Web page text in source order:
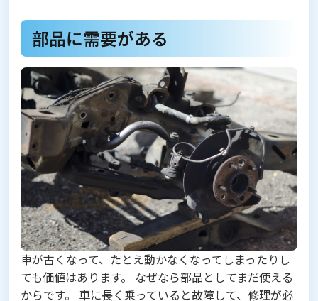
部品に需要がある
車が古くなって、たとえ動かなくなってしまったりし
ても価値はあります。 なぜなら部品としてまだ使える
からです。 車に長く乗っていると故障して、修理が必